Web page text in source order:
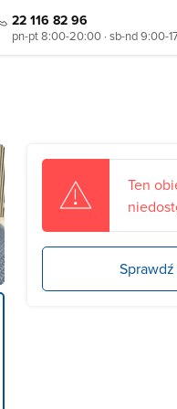
22 116 82 96
pn-pt 8:00-20:00 · sb-nd 9:00-
Ten